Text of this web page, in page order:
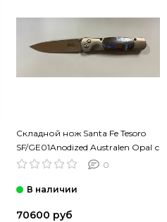
Складной нож Santa Fe Tesoro
SF/GE01Anodized Australen Opal с
клинком из стали VG-10,
0
70600 руб